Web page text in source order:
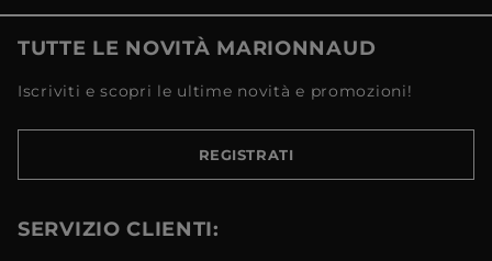
TUTTE LE NOVITÀ MARIONNAUD
Iscriviti e scopri le ultime novità e promozioni!
REGISTRATI
SERVIZIO CLIENTI: